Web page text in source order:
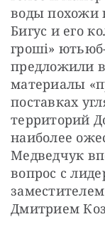
воды похожи
Бигус и его
гроші»
предложили
материалы
поставках
территорий
наиболее
Медведчук
вопрос с
Дмитрием